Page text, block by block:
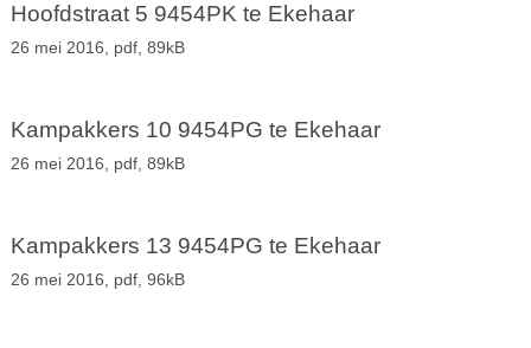
Hoofdstraat 5 9454PK te Ekehaar
26 mei 2016, pdf, 89kB
Kampakkers 10 9454PG te Ekehaar
26 mei 2016, pdf, 89kB
Kampakkers 13 9454PG te Ekehaar
26 mei 2016, pdf, 96kB